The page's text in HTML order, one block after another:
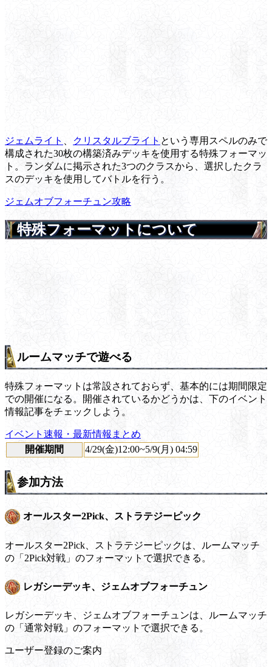
ジェムライト クリスタルブライト という専用スペルのみで
構成された30枚の構築済みデッキを使用する特殊フォーマッ
ト。ランダムに掲示された3つのクラスから、選択したクラ
スのデッキを使用してバトルを行う。
ジェムオブフォーチュン攻略
特殊フォーマットについて
ルームマッチで遊べる
特殊フォーマットは常設されておらず、基本的には期間限定
での開催になる。開催されているかどうかは、下のイベント
情報記事をチェックしよう。
イベント速報・最新情報まとめ
開催期間
4/29(金)12:00~5/9(月) 04:59
参加方法
オールスター2Pick、ストラテジーピック
オールスター2Pick、ストラテジーピックは、ルームマッチ
の「2Pick対戦」のフォーマットで選択できる。
レガシーデッキ、ジェムオブフォーチュン
レガシーデッキ、ジェムオブフォーチュンは、ルームマッチ
の「通常対戦」のフォーマットで選択できる。
ユーザー登録のご案内